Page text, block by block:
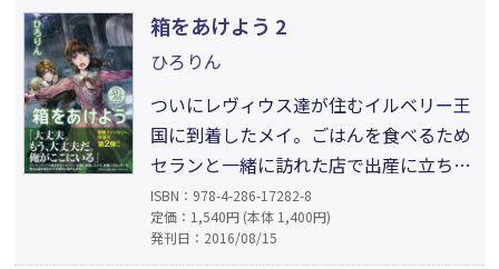
った侍女の事故。黒幕はいったい誰なの
か。そして、裁判の行方は?? 大切な人と
の絆を感じる、冒険ファンタジー第3
弾!!
箱をあけよう 2
ひろりん
ついにレヴィウス達が住むイルベリー王
国に到着したメイ。ごはんを食べるため
セランと一緒に訪れた店で出産に立ち会
い、その店で働くことになり、怪しい男
に誘拐される!? 親切で優しいメイは今回
もさまざまな出来事に対峙することに。
ISBN：978-4-286-17282-8
定価：1,540円 (本体 1,400円)
発刊日：2016/08/15